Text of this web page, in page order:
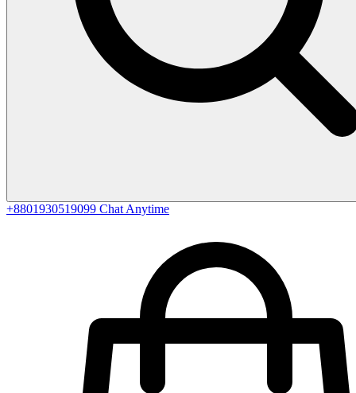
+8801930519099 Chat Anytime